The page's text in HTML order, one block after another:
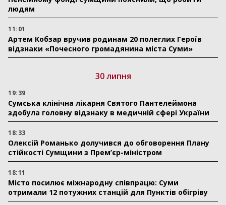
людям
11:01
Артем Кобзар вручив родинам 20 полеглих Героїв
відзнаки «Почесного громадянина міста Суми»
30 липня
19:39
Сумська клінічна лікарня Святого Пантелеймона
здобула головну відзнаку в медичній сфері України
18:33
Олексій Романько долучився до обговорення Плану
стійкості Сумщини з Прем’єр-міністром
18:11
Місто посилює міжнародну співпрацю: Суми
отримали 12 потужних станцій для Пунктів обігріву